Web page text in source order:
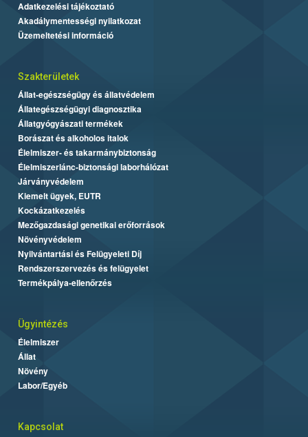
Adatkezelési tájékoztató
Akadálymentességi nyilatkozat
Üzemeltetési információ
Szakterületek
Állat-egészségügy és állatvédelem
Állategészségügyi diagnosztika
Állatgyógyászati termékek
Borászat és alkoholos italok
Élelmiszer- és takarmánybiztonság
Élelmiszerlánc-biztonsági laborhálózat
Járványvédelem
Kiemelt ügyek, EUTR
Kockázatkezelés
Mezőgazdasági genetikai erőforrások
Növényvédelem
Nyilvántartási és Felügyeleti Díj
Rendszerszervezés és felügyelet
Termékpálya-ellenőrzés
Ügyintézés
Élelmiszer
Állat
Növény
Labor/Egyéb
Kapcsolat